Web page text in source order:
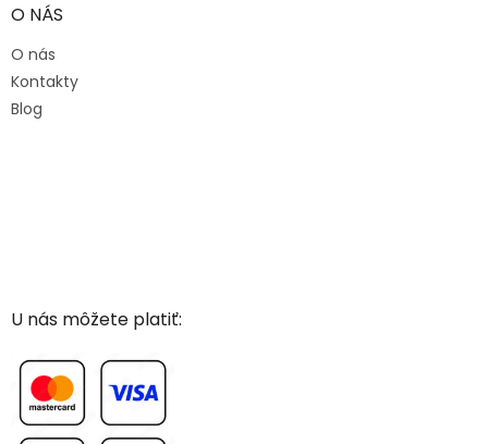
O NÁS
O nás
Kontakty
Blog
U nás môžete platiť: